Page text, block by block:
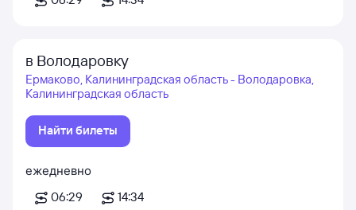
в Володаровку
Ермаково, Калининградская область - Володаровка,
Калининградская область
Найти билеты
ежедневно
06:29
14:34